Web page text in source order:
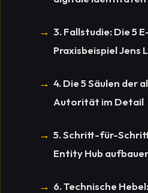
3. Fallstudie: Die 5
Praxisbeispiel Jens
4. Die 5 Säulen der
Autorität im Detail
5. Schritt-für-
Entity Hub
6. Technische